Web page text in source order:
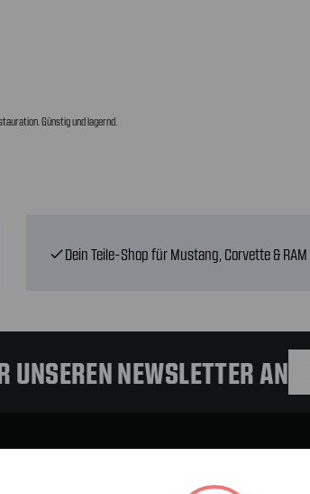
Günstig und lagernd.
checkDein Teile-Shop für Mustang, Corvette & RAM
UNSEREN NEWSLETTER AN